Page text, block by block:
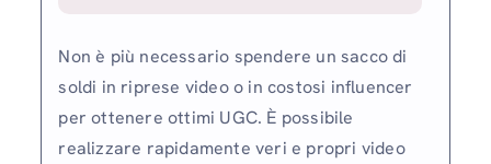
Non è più necessario spendere un sacco di
soldi in riprese video o in costosi influencer
per ottenere ottimi UGC. È possibile
realizzare rapidamente veri e propri video